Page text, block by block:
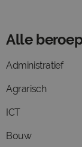
Alle
Administratief
Agrarisch
ICT
Bouw